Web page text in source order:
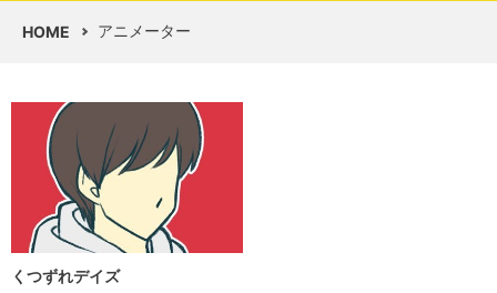
HOME アニメーター
くつずれデイズ